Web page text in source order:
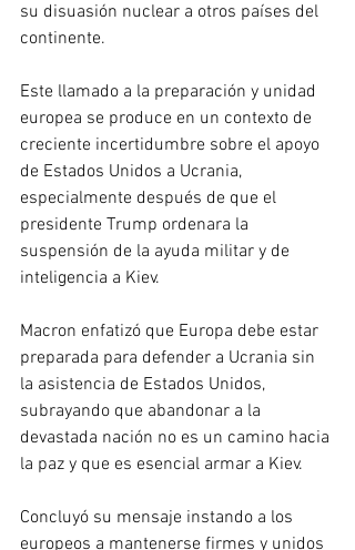
su disuasión nuclear a otros países del
continente.
Este llamado a la preparación y unidad
europea se produce en un contexto de
creciente incertidumbre sobre el apoyo
de Estados Unidos a Ucrania,
especialmente después de que el
presidente Trump ordenara la
suspensión de la ayuda militar y de
inteligencia a Kiev.
Macron enfatizó que Europa debe estar
preparada para defender a Ucrania sin
la asistencia de Estados Unidos,
subrayando que abandonar a la
devastada nación no es un camino hacia
la paz y que es esencial armar a Kiev.
Concluyó su mensaje instando a los
europeos a mantenerse firmes y unidos